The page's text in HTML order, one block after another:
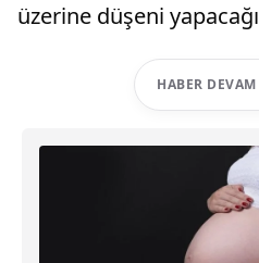
üzerine düşeni
HABER